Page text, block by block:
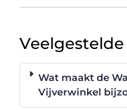
Wat maakt de
Vijverwinkel